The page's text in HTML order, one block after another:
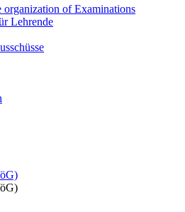
organization of Examinations
Lehrende